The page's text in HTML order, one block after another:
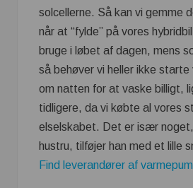
solcellerne. Så kan vi gemme
når at “fylde” på vores
bruge i løbet af dagen, mens
så behøver vi heller ikke starte
om natten for at vaske billigt,
tidligere, da vi købte al vores
elselskabet. Det er især
hustru, tilføjer han med et lille
Find leverandører af